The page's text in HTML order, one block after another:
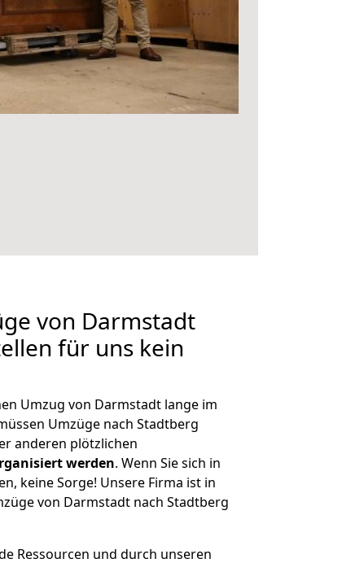
von Darmstadt
für uns kein
Umzug von Darmstadt lange im
Umzüge nach Stadtberg
anderen plötzlichen
werden. Wenn Sie sich in
keine Sorge! Unsere Firma ist in
von Darmstadt nach Stadtberg
Ressourcen und durch unseren